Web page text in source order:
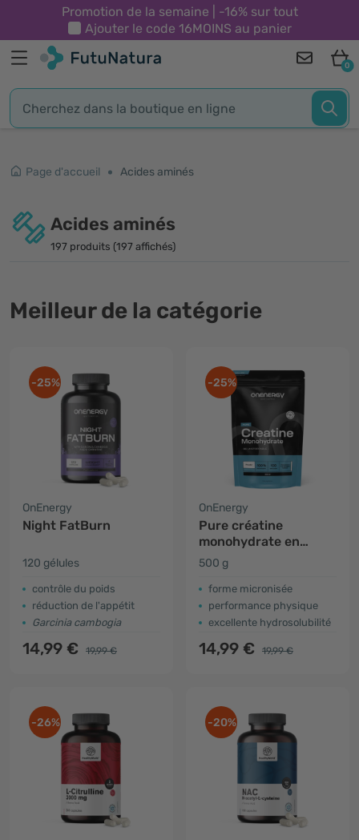
Promotion de la semaine | -16% sur tout
Ajouter le code 16MOINS au panier
0
Page d'accueil Acides aminés
Acides aminés
197 produits (197 affichés)
Meilleur de la catégorie
-25%
OnEnergy
Night FatBurn
120 gélules
contrôle du poids
réduction de l'appétit
Garcinia cambogia
14,99 € 19,99 €
-25%
OnEnergy
Pure créatine
monohydrate en
poudre
500 g
forme micronisée
performance physique
excellente hydrosolubilité
14,99 € 19,99 €
-26% -20%